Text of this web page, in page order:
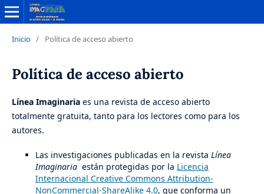
Inicio / Política de acceso abierto
Política de acceso abierto
Línea Imaginariaes una revista de acceso abierto
totalmente gratuita, tanto para los lectores como para los
autores.
Las investigaciones publicadas en la revista Línea
Imaginaria están protegidas por la Licencia
Internacional Creative Commons Attribution-
NonCommercial-ShareAlike 4.0, que conforma un